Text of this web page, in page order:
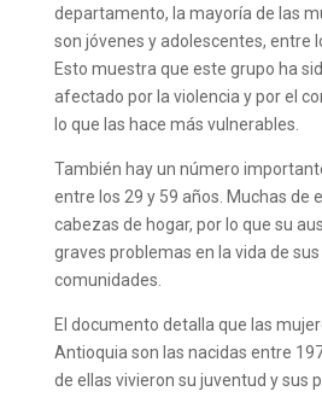
departamento, la mayoría de las
son jóvenes y adolescentes, entre
Esto muestra que este grupo ha
afectado por la violencia y por el
lo que las hace más vulnerables.
También hay un número
entre los 29 y 59 años. Muchas de
cabezas de hogar, por lo que su
graves problemas en la vida de
comunidades.
El documento detalla que las
Antioquia son las nacidas entre
de ellas vivieron su juventud y sus